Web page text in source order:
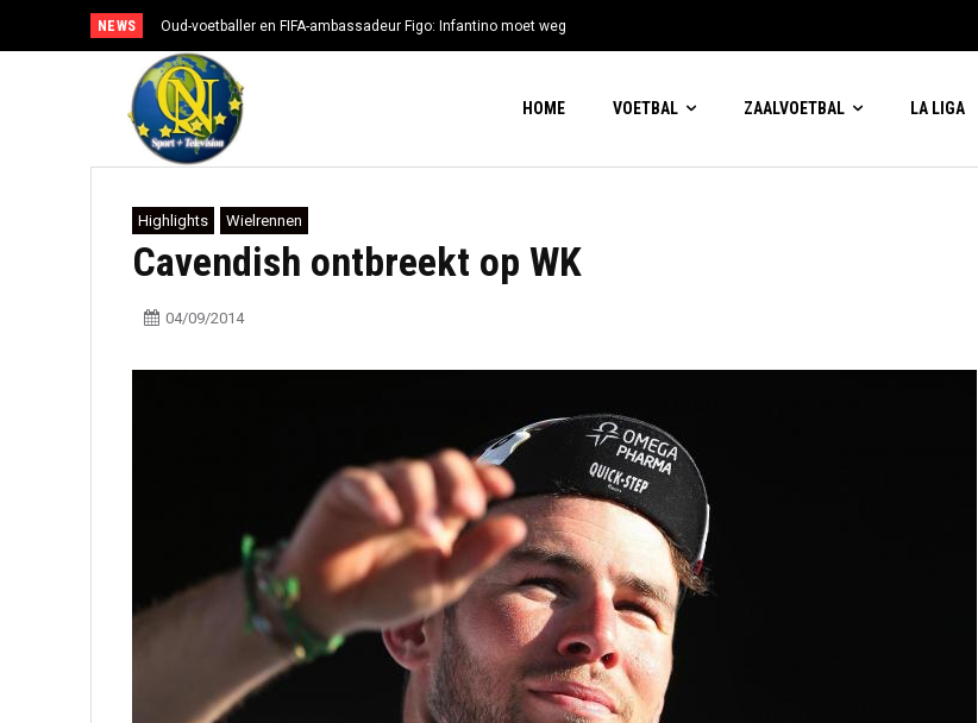
NEWS Oud-voetballer en FIFA-ambassadeur Figo: Infantino moet weg
HOME VOETBAL ZAALVOETBAL LA LIGA
Highlights Wielrennen
Cavendish ontbreekt op WK
04/09/2014